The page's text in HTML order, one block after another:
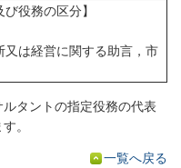
役務の区分】
又は経営に関する助言，市
タントの指定役務の代表
。
一覧へ戻る